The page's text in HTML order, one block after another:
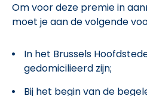
Om voor deze premie in
moet je aan de volgende
In het Brussels
gedomicilieerd zijn;
Bij het begin van de